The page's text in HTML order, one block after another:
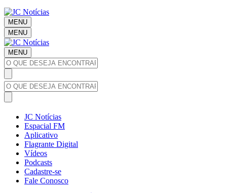
MENU
MENU
MENU
JC Notícias
Espacial FM
Aplicativo
Flagrante Digital
Vídeos
Podcasts
Cadastre-se
Fale Conosco